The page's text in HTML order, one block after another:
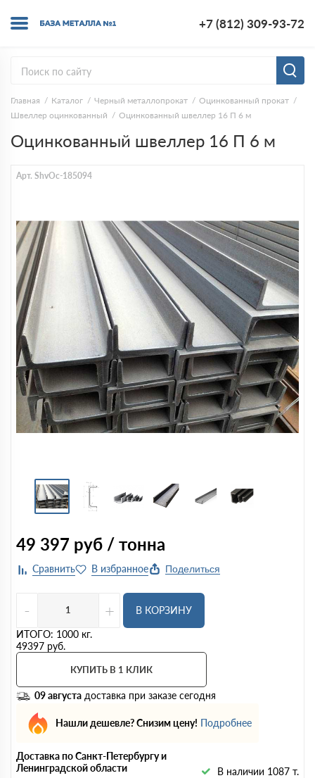
+7 (812) 309-93-72
Главная Каталог Черный металлопрокат
Оцинкованный прокат
Швеллер оцинкованный
Оцинкованный швеллер 16 П 6 м
Оцинкованный швеллер 16 П 6 м
Арт. ShvOc-185094
49 397 руб / тонна
Поделиться
- +
В КОРЗИНУ
ИТОГО: 1000 кг.
49397 руб.
КУПИТЬ В 1 КЛИК
09 августа доставка при заказе сегодня
Нашли дешевле? Снизим цену! Подробнее
Доставка по Санкт-Петербургу и
Ленинградской области
В наличии 1087 т.